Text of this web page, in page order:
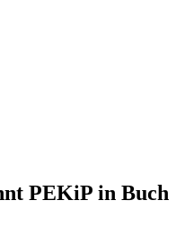
PEKiP in Buch